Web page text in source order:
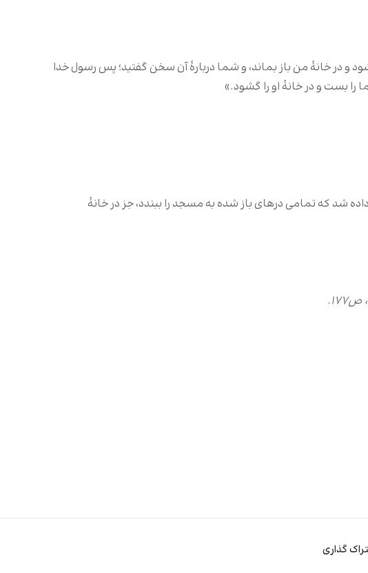
و در خانهٔ من باز بماند، و شما دربارهٔ آن سخن گفتید؛ پس رسول خدا
را بست و در خانۀ او را گشود.»
شد که تمامی درهای باز شده به مسجد را ببندد، جز در خانهٔ
گذاری